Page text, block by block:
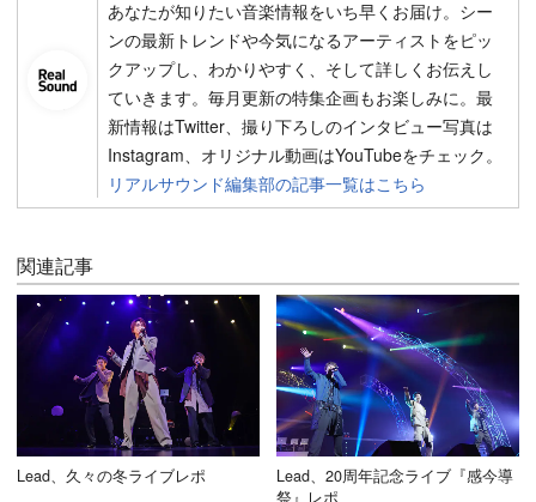
あなたが知りたい音楽情報をいち早くお届け。シー
ンの最新トレンドや今気になるアーティストをピッ
クアップし、わかりやすく、そして詳しくお伝えし
ていきます。毎月更新の特集企画もお楽しみに。最
新情報はTwitter、撮り下ろしのインタビュー写真は
Instagram、オリジナル動画はYouTubeをチェック。
リアルサウンド編集部の記事一覧はこちら
関連記事
Lead、久々の冬ライブレポ
Lead、20周年記念ライブ『感今導